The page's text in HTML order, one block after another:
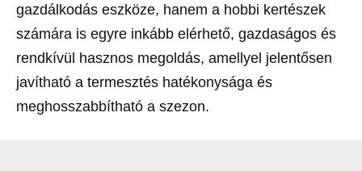
gazdálkodás eszköze, hanem a hobbi kertészek
számára is egyre inkább elérhető, gazdaságos és
rendkívül hasznos megoldás, amellyel jelentősen
javítható a termesztés hatékonysága és
meghosszabbítható a szezon.